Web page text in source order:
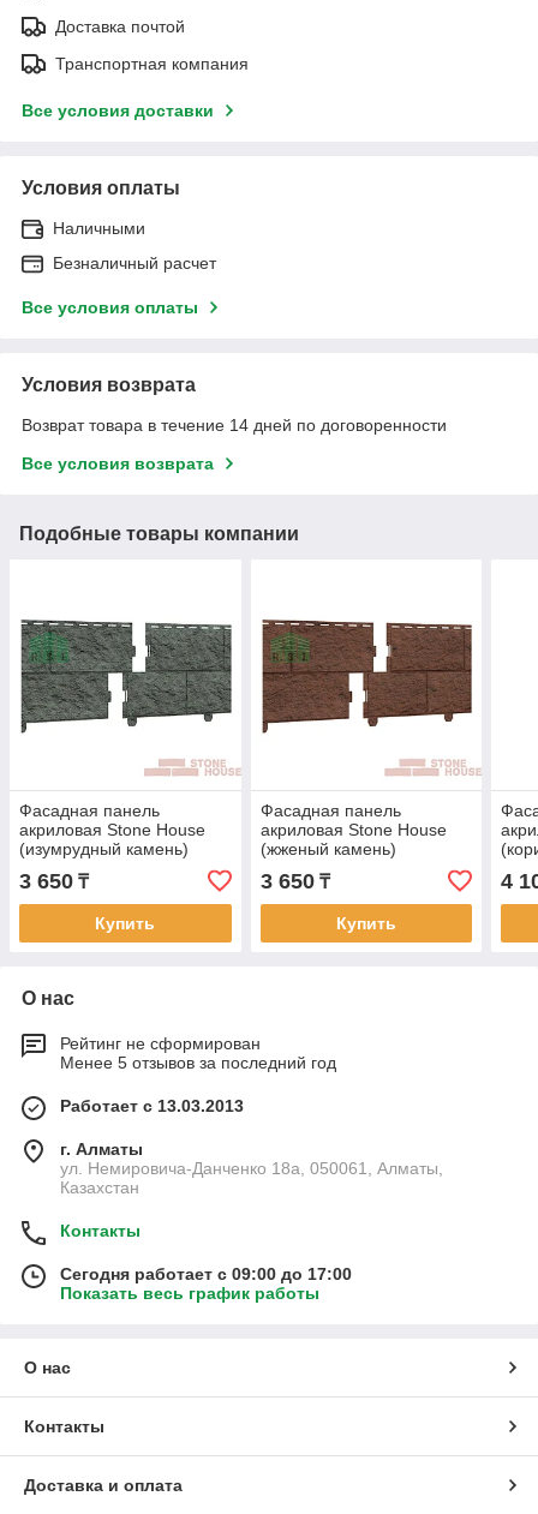
Доставка почтой
Транспортная компания
Все условия доставки
Условия оплаты
Наличными
Безналичный расчет
Все условия оплаты
Условия возврата
Возврат товара в течение 14 дней по договоренности
Все условия возврата
Подобные товары компании
Фасадная панель
акриловая Stone House
(изумрудный камень)
3 650 ₸
Купить
Фасадная панель
акриловая Stone House
(жженый камень)
3 650₸
Купить
4
О нас
Рейтинг не сформирован
Менее 5 отзывов за последний год
Работает с 13.03.2013
г. Алматы
ул. Немировича-Данченко 18а, 050061, Алматы,
Казахстан
Контакты
Сегодня работает с 09:00 до 17:00
Показать весь график работы
О нас
Контакты
Доставка и оплата